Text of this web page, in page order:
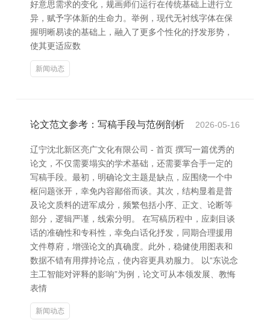
好意思需求的变化，规画师们运行在传统基础上进行立
异，赋予字体新的生命力。举例，现代无衬线字体在保
握明晰易读的基础上，融入了更多个性化的抒发形势，
使其更适应数
新闻动态
论文范文参考：写稿手段与范例剖析 2026-05-16
辽宁沈北新区亮广文化有限公司 - 首页 撰写一篇优秀的
论文，不仅需要塌实的学术基础，还需要掌合手一定的
写稿手段。最初，明确论文主题是缺点，应围绕一个中
枢问题张开，幸免内容鄙俗而谈。其次，结构显着是普
及论文质料的进军成分，频繁包括小序、正文、论断等
部分，逻辑严谨，线索分明。 在写稿历程中，应刺目谈
话的准确性和专科性，幸免白话化抒发，同期合理援用
文件尊府，增强论文的真确度。此外，稳健使用图表和
数据不错有用撑持论点，使内容更具劝服力。 以“东说念
主工智能对评释的影响”为例，论文可从本领发展、教悔
表情
新闻动态